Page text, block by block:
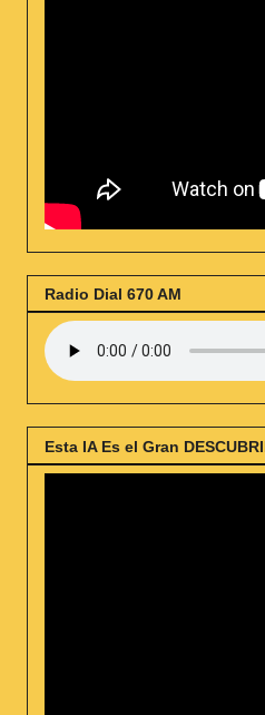
Radio Dial 670 AM
Esta IA Es el Gran